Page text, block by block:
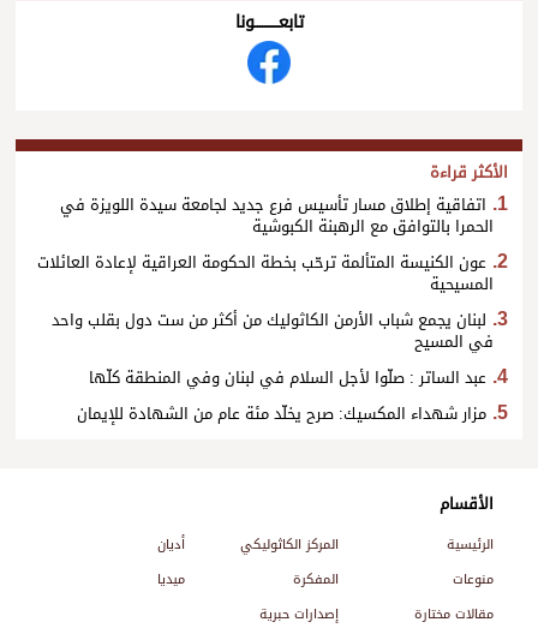
تابعــــــــــونا
الأكثر قراءة
اتفاقية إطلاق مسار تأسيس فرع جديد لجامعة سيدة اللويزة في
الحمرا بالتوافق مع الرهبنة الكبوشية
عون الكنيسة المتألمة ترحّب بخطة الحكومة العراقية لإعادة العائلات
المسيحية
لبنان يجمع شباب الأرمن الكاثوليك من أكثر من ست دول بقلب واحد
في المسيح
عبد الساتر : صلّوا لأجل السلام في لبنان وفي المنطقة كلّها
مزار شهداء المكسيك: صرح يخلّد مئة عام من الشهادة للإيمان
الأقسام
الرئيسية المركز الكاثوليكي
أديان
منوعات
المفكرة
ميديا
مقالات مختارة
إصدارات حبرية